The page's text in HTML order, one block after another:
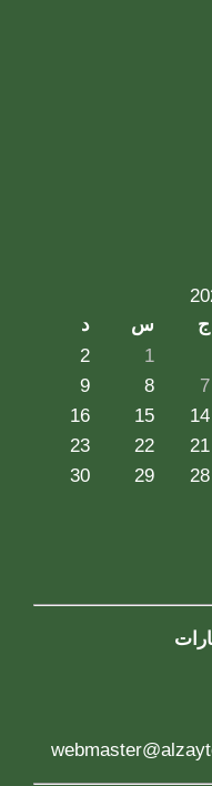
ج س
د
1
2
7
8
9
14
15
16
21
22
23
28
29
30